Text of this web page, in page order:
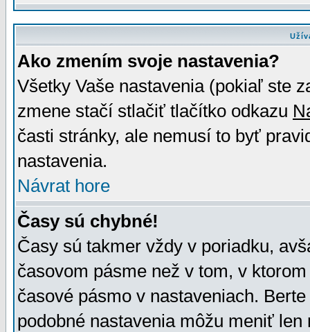
Ako zmením svoje nastavenia?
Všetky Vaše nastavenia (pokiaľ ste
zmene stačí stlačiť tlačítko odkazu
časti stránky, ale nemusí to byť
nastavenia.
Návrat hore
Časy sú chybné!
Časy sú takmer vždy v poriadku,
časovom pásme než v tom, v
časové pásmo v nastaveniach.
podobné nastavenia môžu meniť